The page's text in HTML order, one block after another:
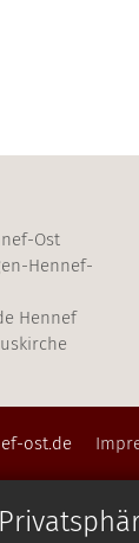
Ost
Hennef-
Hennef
ost.de